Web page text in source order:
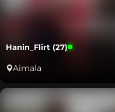
Hanin_Flirt (27)
Aimala